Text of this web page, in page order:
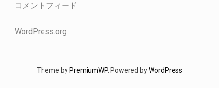
コメントフィード
WordPress.org
Theme by PremiumWP. Powered byWordPress